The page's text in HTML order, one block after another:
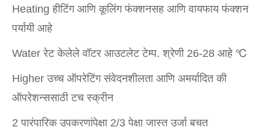
Heating हीटिंग आणि कूलिंग फंक्शनसह आणि वायफाय फंक्शन
पर्यायी आहे
Water रेट केलेले वॉटर आउटलेट टेम्प. श्रेणी 26-28 आहे ℃
Higher उच्च ऑपरेटिंग संवेदनशीलता आणि अमर्यादित की
ऑपरेशन्ससाठी टच स्क्रीन
2 पारंपारिक उपकरणांपेक्षा 2/3 पेक्षा जास्त उर्जा बचत